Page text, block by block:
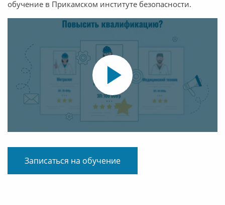
обучение в Прикамском институте безопасности.
Записаться на обучение